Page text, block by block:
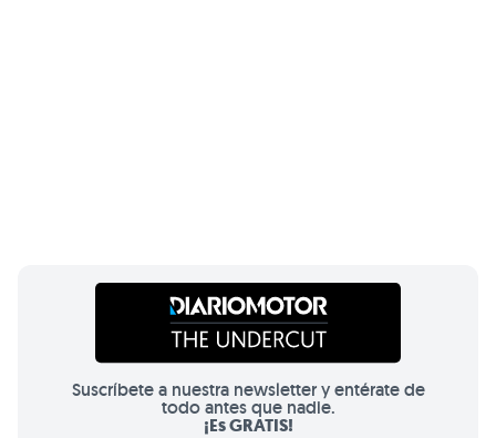
Suscríbete a nuestra newsletter y entérate de
todo antes que nadie.
¡Es GRATIS!